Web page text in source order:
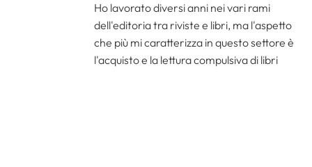
Ho lavorato diversi anni nei vari rami
dell'editoria tra riviste e libri, ma l'aspetto
che più mi caratterizza in questo settore è
l'acquisto e la lettura compulsiva di libri